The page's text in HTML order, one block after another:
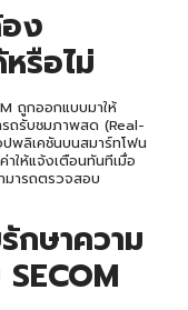
ง
รือไม่
ถูกออกแบบมาให้
รถรับชมภาพสด (Real-
พลิเคชันบนสมาร์ทโฟน
ให้แจ้งเตือนทันทีเมื่อ
ารถตรวจสอบ
กษาความ